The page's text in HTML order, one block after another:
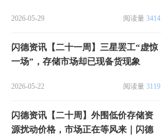
2026-05-29 阅读量 3414
闪德资讯【二十一周】三星罢工“虚惊
一场”，存储市场却已现备货现象
2026-05-22 阅读量 3119
闪德资讯【二十周】外围低价存储资
源扰动价格，市场正在等风来｜闪德